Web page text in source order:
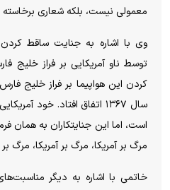
معمولی نیست، بلکه شعاری برخاسته
وی با اشاره به جنایت ساقط
سال ۱۳۶۷ اتفاق افتاد. خود
است، اما این جنایتکاران به
مرگ بر آمریکا، مرگ بر آمریکا، مرگ بر